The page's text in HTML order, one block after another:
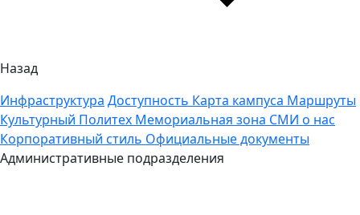
Назад
Инфраструктура Доступность Карта кампуса Маршруты
Культурный Политех Мемориальная зона СМИ о нас
Корпоративный стиль Официальные документы
Административные подразделения